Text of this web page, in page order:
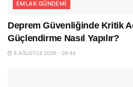
EMLAK GÜNDEMI
Deprem Güvenliğinde Kritik
Güçlendirme Nasıl Yapılır?
8 AĞUSTOS 2026 - 09:44